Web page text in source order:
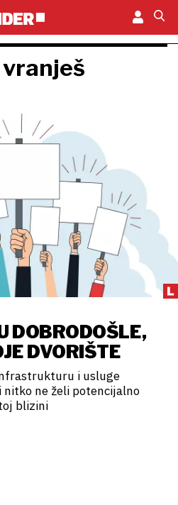
DOBRODOŠLE,
DVORIŠTE
i usluge
ne želi potencijalno
blizini